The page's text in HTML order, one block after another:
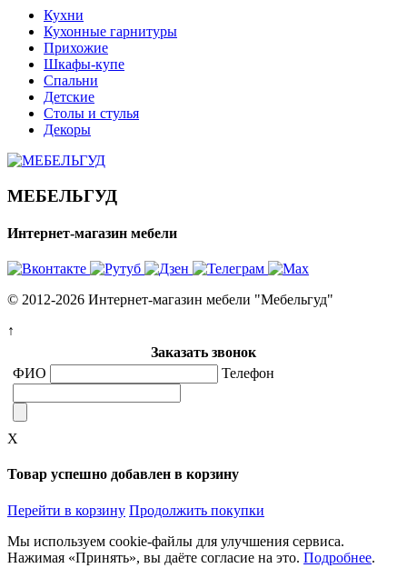
Кухни
Кухонные гарнитуры
Прихожие
Шкафы-купе
Спальни
Детские
Столы и стулья
Декоры
МЕБЕЛЬГУД
Интернет-магазин мебели
© 2012-2026 Интернет-магазин мебели "Мебельгуд"
↑
Заказать звонок
ФИО
Телефон
X
Товар успешно добавлен в корзину
Перейти в корзину Продолжить покупки
Мы используем cookie-файлы для улучшения сервиса.
Нажимая «Принять», вы даёте согласие на это. Подробнее.